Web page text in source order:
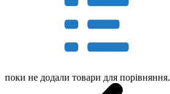
поки не додали товари для порівняння.